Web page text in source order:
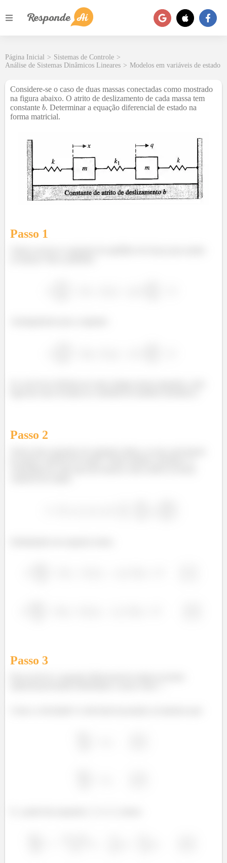
Página Inicial > Sistemas de Controle >
Análise de Sistemas Dinâmicos Lineares > Modelos em variáveis de estado
Considere-se o caso de duas massas conectadas como mostrado
na figura abaixo. O atrito de deslizamento de cada massa tem
constante
. Determinar a equação diferencial de estado na
forma matricial.
Passo 1
Passo 2
Passo 3